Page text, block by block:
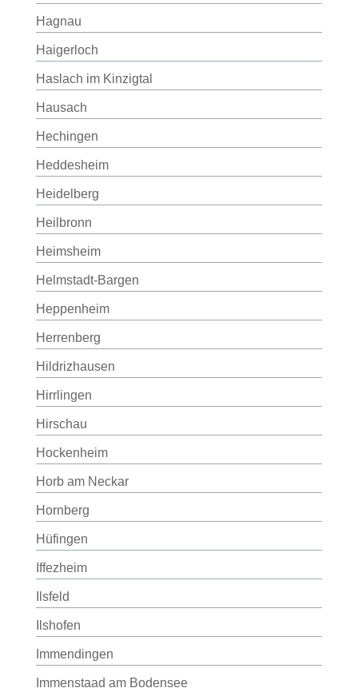
Hagnau
Haigerloch
Haslach im Kinzigtal
Hausach
Hechingen
Heddesheim
Heidelberg
Heilbronn
Heimsheim
Helmstadt-Bargen
Heppenheim
Herrenberg
Hildrizhausen
Hirrlingen
Hirschau
Hockenheim
Horb am Neckar
Hornberg
Hüfingen
Iffezheim
Ilsfeld
Ilshofen
Immendingen
Immenstaad am Bodensee